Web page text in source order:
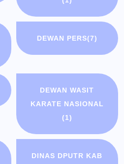
DEWAN PERS(7)
DEWAN WASIT
KARATE NASIONAL
(1)
DINAS DPUTR KAB